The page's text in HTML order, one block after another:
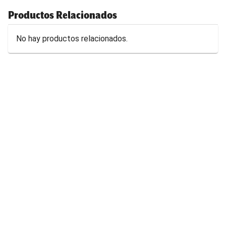
Productos Relacionados
No hay productos relacionados.